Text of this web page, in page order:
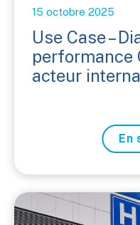
15 octobre 2025
Use Case –
performance
acteur
En